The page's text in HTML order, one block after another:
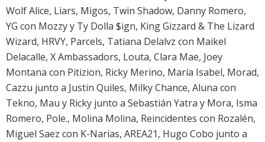
Wolf Alice, Liars, Migos, Twin Shadow, Danny Romero,
YG con Mozzy y Ty Dolla $ign, King Gizzard & The Lizard
Wizard, HRVY, Parcels, Tatiana Delalvz con Maikel
Delacalle, X Ambassadors, Louta, Clara Mae, Joey
Montana con Pitizion, Ricky Merino, María Isabel, Morad,
Cazzu junto a Justin Quiles, Milky Chance, Aluna con
Tekno, Mau y Ricky junto a Sebastián Yatra y Mora, Isma
Romero, Pole., Molina Molina, Reincidentes con Rozalén,
Miguel Saez con K-Narias, AREA21, Hugo Cobo junto a